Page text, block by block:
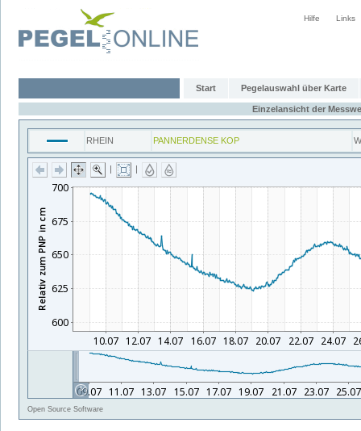
Hilfe Links
Start Pegelauswahl über Karte
Einzelansicht der
RHEIN PANNERDENSE KOP
| |
Open Source Software